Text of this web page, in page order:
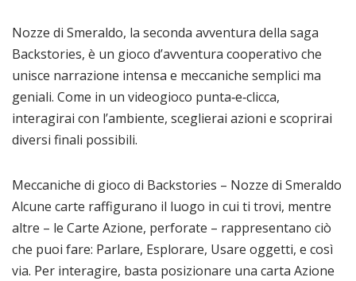
Nozze di Smeraldo, la seconda avventura della saga
Backstories, è un gioco d’avventura cooperativo che
unisce narrazione intensa e meccaniche semplici ma
geniali. Come in un videogioco punta‑e‑clicca,
interagirai con l’ambiente, sceglierai azioni e scoprirai
diversi finali possibili.
Meccaniche di gioco di Backstories – Nozze di Smeraldo
Alcune carte raffigurano il luogo in cui ti trovi, mentre
altre – le Carte Azione, perforate – rappresentano ciò
che puoi fare: Parlare, Esplorare, Usare oggetti, e così
via. Per interagire, basta posizionare una carta Azione